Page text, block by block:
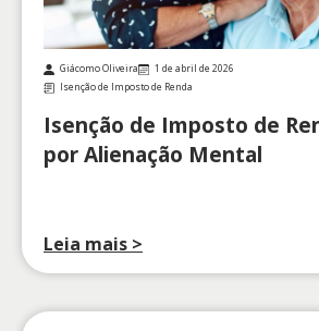
Giácomo Oliveira
1 de abril de 2026
Isenção de Imposto de Renda
Isenção de Imposto de
por Alienação Mental
Leia mais >